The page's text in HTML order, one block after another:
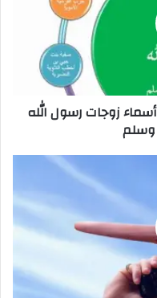
زوجات رسول الله
وسلم